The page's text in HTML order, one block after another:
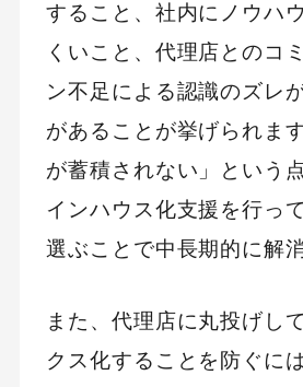
すること、社内にノウハ
くいこと、代理店とのコ
ン不足による認識のズレ
があることが挙げられま
が蓄積されない」という
インハウス化支援を行っ
選ぶことで中長期的に解
また、代理店に丸投げし
クス化することを防ぐに